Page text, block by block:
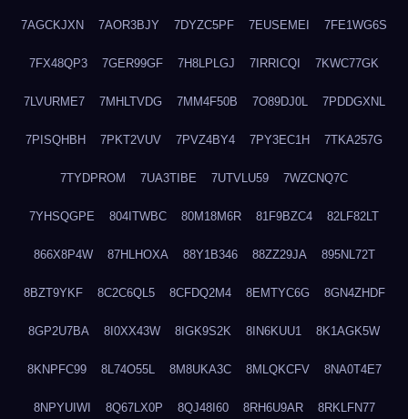
7AGCKJXN 7AOR3BJY 7DYZC5PF 7EUSEMEI 7FE1WG6S
7FX48QP3 7GER99GF 7H8LPLGJ 7IRRICQI 7KWC77GK
7LVURME7 7MHLTVDG 7MM4F50B 7O89DJ0L 7PDDGXNL
7PISQHBH 7PKT2VUV 7PVZ4BY4 7PY3EC1H 7TKA257G
7TYDPROM 7UA3TIBE 7UTVLU59 7WZCNQ7C
7YHSQGPE 804ITWBC 80M18M6R 81F9BZC4 82LF82LT
866X8P4W 87HLHOXA 88Y1B346 88ZZ29JA 895NL72T
8BZT9YKF 8C2C6QL5 8CFDQ2M4 8EMTYC6G 8GN4ZHDF
8GP2U7BA 8I0XX43W 8IGK9S2K 8IN6KUU1 8K1AGK5W
8KNPFC99 8L74O55L 8M8UKA3C 8MLQKCFV 8NA0T4E7
8NPYUIWI 8Q67LX0P 8QJ48I60 8RH6U9AR 8RKLFN77